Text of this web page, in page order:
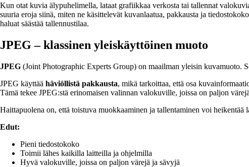
Kun otat kuvia älypuhelimella, lataat grafiikkaa verkosta tai tallennat
suuria eroja siinä, miten ne käsittelevät kuvanlaatua, pakkausta ja
haluat säästää tallennustilaa.
JPEG – klassinen yleiskäyttöinen muoto
JPEG (Joint Photographic Experts Group) on maailman yleisin kuvamuoto.
JPEG käyttää häviöllistä pakkausta, mikä tarkoittaa, että osa
Tämä tekee JPEG:stä erinomaisen valinnan valokuville, joissa on paljon
Haittapuolena on, että toistuva muokkaaminen ja tallentaminen voi heikentää
Edut:
Pieni tiedostokoko
Toimii lähes kaikilla laitteilla ja ohjelmilla
Hyvä valokuville, joissa on paljon värejä ja sävyjä